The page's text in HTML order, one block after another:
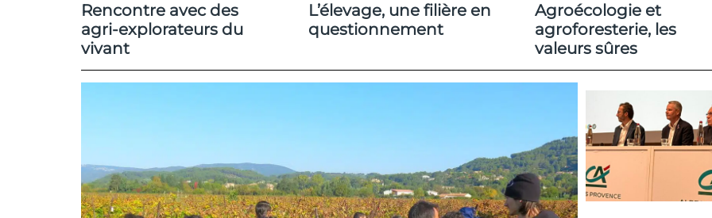
Rencontre avec des
agri-explorateurs du
vivant
L’élevage, une filière en
questionnement
Agroécologie et
agroforesterie, les
valeurs sûres